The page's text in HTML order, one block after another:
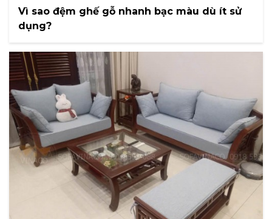
Vì sao đệm ghế gỗ nhanh bạc màu dù ít sử
dụng?